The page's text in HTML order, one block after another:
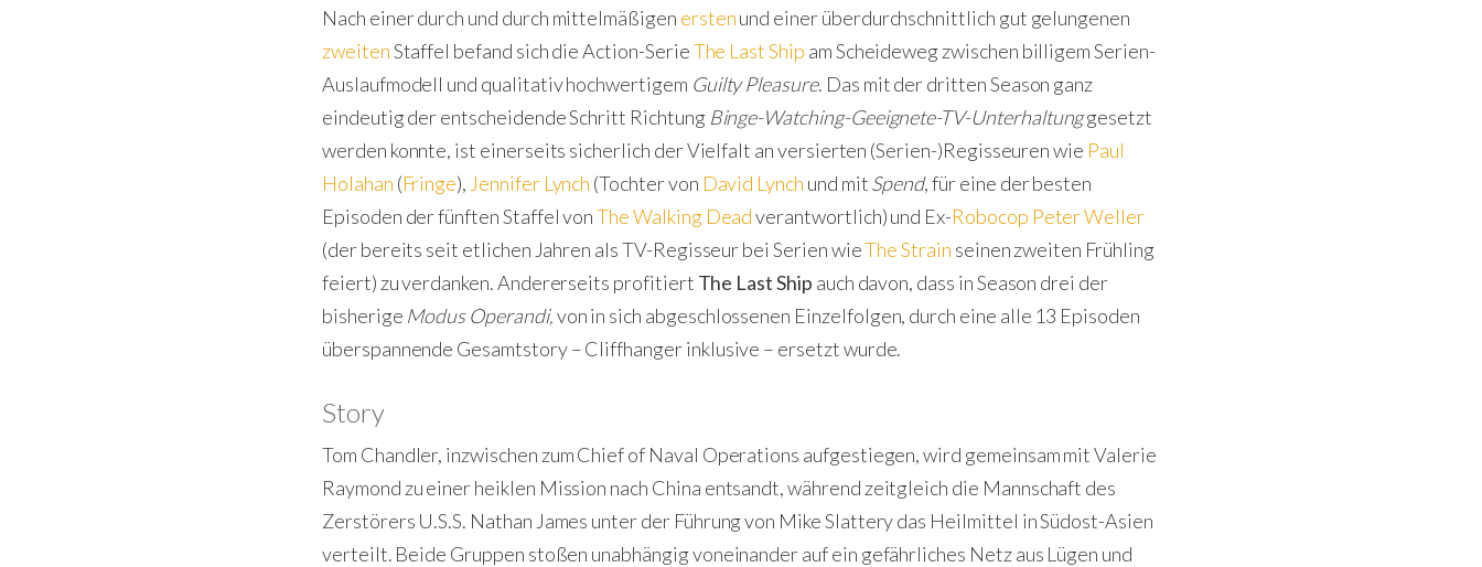
Nach einer durch und durch mittelmäßigen erstenund einer überdurchschnittlich gut gelungenen
zweitenStaffel befand sich die Action-SerieThe Last Ship am Scheideweg zwischen billigem Serien-
Auslaufmodell und qualitativ hochwertigem Guilty Pleasure. Das mit der dritten Season ganz
eindeutig der entscheidende Schritt Richtung Binge-Watching-Geeignete-TV-Unterhaltunggesetzt
werden konnte, ist einerseits sicherlich der Vielfalt an versierten (Serien-)Regisseuren wie Paul
Holahan (Fringe), Jennifer Lynch (Tochter von David Lynch und mitSpend, für eine der besten
Episoden der fünften Staffel vonThe Walking Deadverantwortlich) und Ex-Robocop Peter Weller
(der bereits seit etlichen Jahren als TV-Regisseur bei Serien wieThe Strain seinen zweiten Frühling
feiert) zu verdanken. Andererseits profitiert The Last Ship auch davon, dass in Season drei der
bisherige Modus Operandi,von in sich abgeschlossenen Einzelfolgen, durch eine alle 13 Episoden
überspannende Gesamtstory – Cliffhanger inklusive – ersetzt wurde.
Story
Tom Chandler, inzwischen zum Chief of Naval Operations aufgestiegen, wird gemeinsam mit Valerie
Raymond zu einer heiklen Mission nach China entsandt, während zeitgleich die Mannschaft des
Zerstörers U.S.S. Nathan James unter der Führung von Mike Slattery das Heilmittel in Südost-Asien
verteilt. Beide Gruppen stoßen unabhängig voneinander auf ein gefährliches Netz aus Lügen und